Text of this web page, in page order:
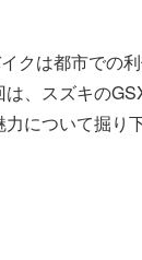
クは都市での
、スズキの
について掘り